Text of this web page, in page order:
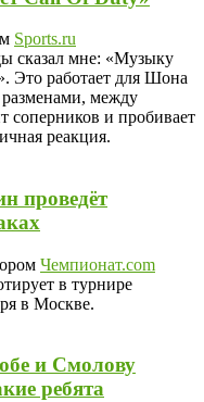
Sports.ru
сказал мне: «Музыку
Это работает для Шона
между
соперников и пробивает
реакция.
проведёт
Чемпионат.com
в турнире
в Москве.
и Смолову
ребята